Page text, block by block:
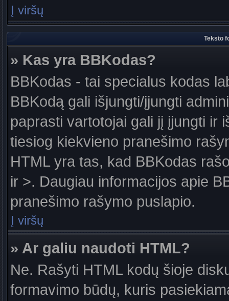
Į viršų
Teksto
» Kas yra BBKodas?
BBKodas - tai specialus kodas
BBKodą gali išjungti/įjungti
paprasti vartotojai gali jį įjungti ir
tiesiog kiekvieno pranešimo
HTML yra tas, kad BBKodas
ir >. Daugiau informacijos apie
pranešimo rašymo puslapio.
Į viršų
» Ar galiu naudoti HTML?
Ne. Rašyti HTML kodų šioje
formavimo būdų, kuris